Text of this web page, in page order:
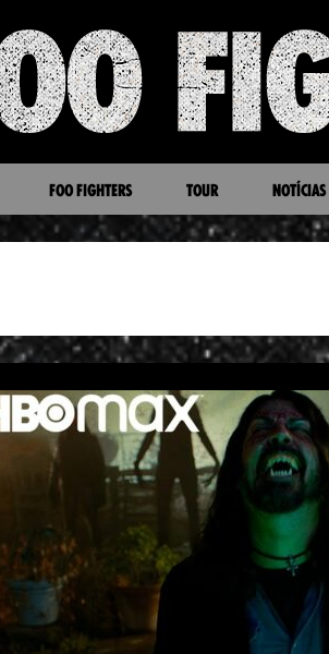
FOO FIGHTERS TOUR NOTÍCIAS